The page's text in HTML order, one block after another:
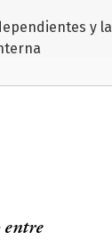
y la